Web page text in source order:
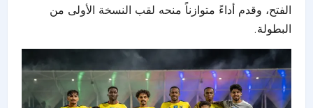
الفتح، وقدم أداءً متوازناً منحه لقب النسخة الأولى من
البطولة.